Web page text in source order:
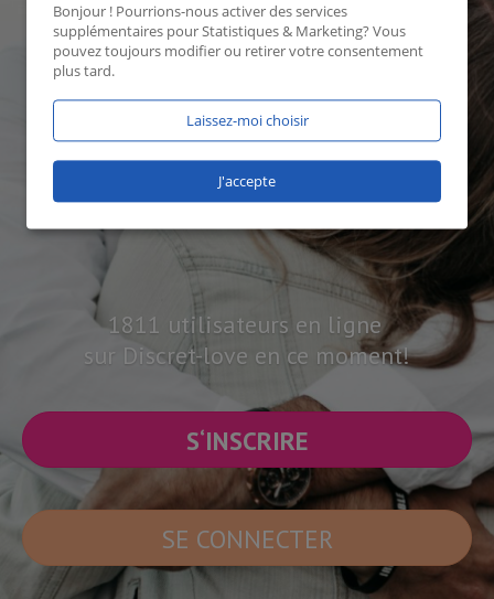
1811 utilisateurs en ligne
sur Discret-love en ce moment!
S‘INSCRIRE
SE CONNECTER
Bonjour ! Pourrions-nous activer des services
supplémentaires pourStatistiques & Marketing? Vous
pouvez toujours modifier ou retirer votre consentement
plus tard.
Laissez-moi choisir
J'accepte